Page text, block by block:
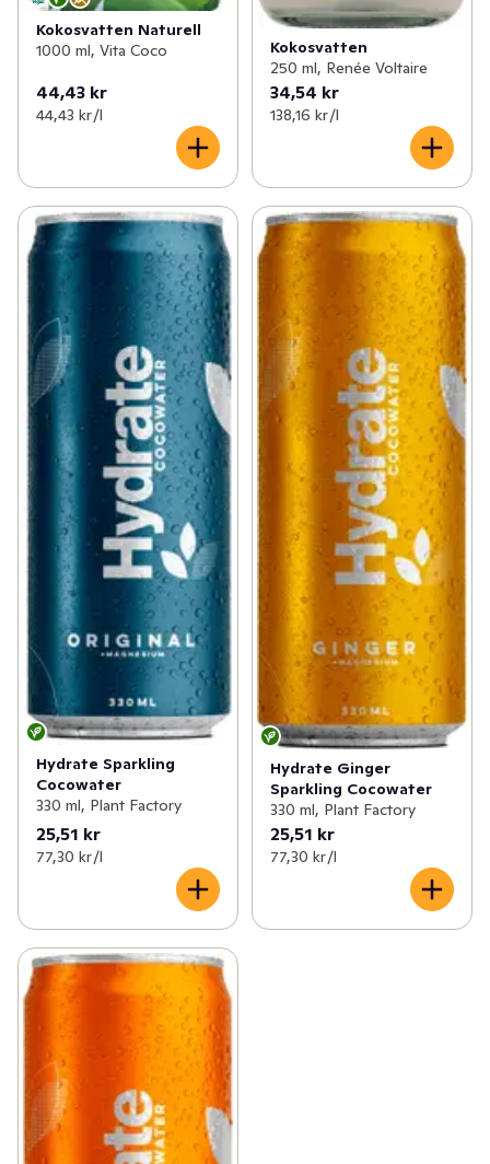
Kokosvatten Naturell
1000 ml, Vita Coco
44,43 kr
44,43 kr /l
Kokosvatten
250 ml, Renée Voltaire
34,54 kr
138,16 kr /l
Hydrate Sparkling
Cocowater
330 ml, Plant Factory
25,51 kr
77,30 kr /l
Hydrate Ginger
Sparkling Cocowater
330 ml, Plant Factory
25,51 kr
77,30 kr /l